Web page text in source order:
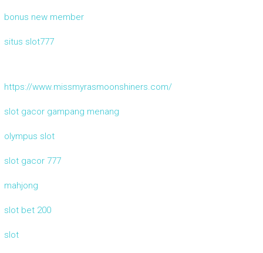
bonus new member
situs slot777
https://www.missmyrasmoonshiners.com/
slot gacor gampang menang
olympus slot
slot gacor 777
mahjong
slot bet 200
slot